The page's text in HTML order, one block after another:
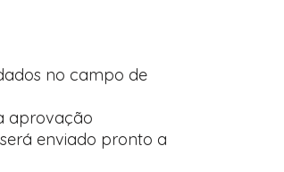
no campo de
aprovação
enviado pronto a